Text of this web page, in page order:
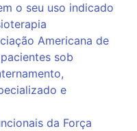
o seu uso indicado
Americana de
sob
e
da Força